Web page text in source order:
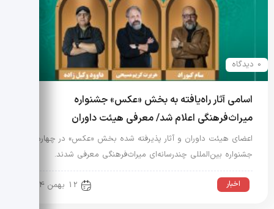
0 دیدگاه
اسامی آثار راه‌یافته به بخش «عکس» جشنواره
میراث‌فرهنگی اعلام شد/ معرفی هیئت داوران
اعضای هیئت داوران و آثار پذیرفته شده بخش «عکس» در چهارمین
جشنواره بین‌المللی چندرسانه‌ای میراث‌فرهنگی معرفی شدند.
اخبار 12 بهمن 1404